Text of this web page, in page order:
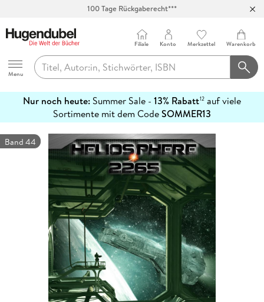
Hugendubel
Menu
Filiale Konto Merkzettel Warenkorb
Nur noch heute: Summer Sale - 13% Rabatt12 auf viele
Sortimente mit dem CodeSOMMER13
erfahren
Band 44